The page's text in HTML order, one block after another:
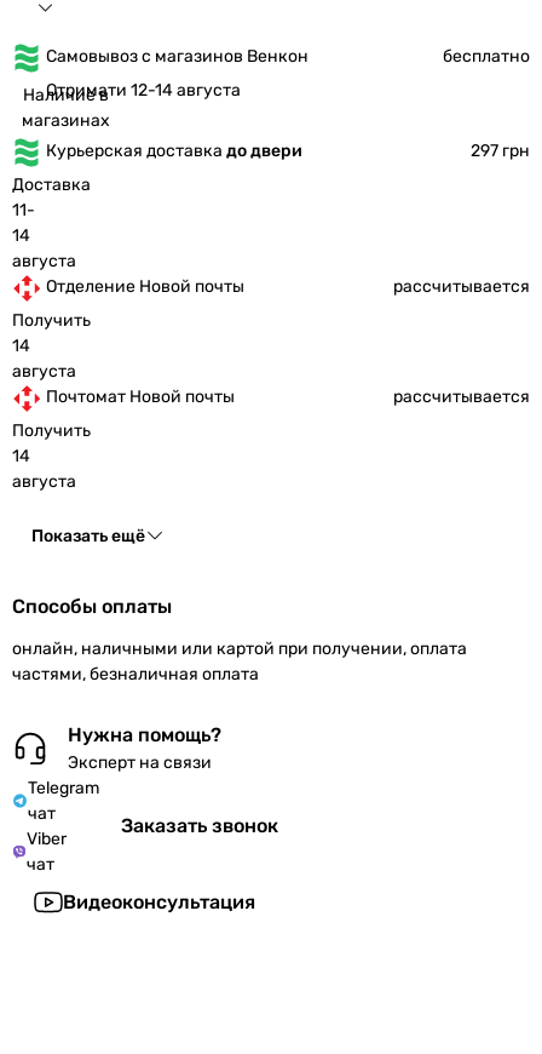
Самовывоз с магазинов Венкон
бесплатно
Наличие в
магазинах
Отримати 12-14 августа
Курьерская доставка до двери
297 грн
Доставка
11-
14
августа
Отделение Новой почты
рассчитывается
Получить
14
августа
Почтомат Новой почты
рассчитывается
Получить
14
августа
Показать ещё
Способы оплаты
онлайн, наличными или картой при получении, оплата
частями, безналичная оплата
Нужна помощь?
Эксперт на связи
Telegram
чат
Viber
чат
Заказать звонок
Видеоконсультация